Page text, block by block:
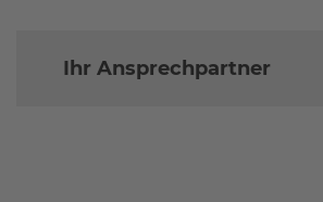
Ihr Ansprechpartner